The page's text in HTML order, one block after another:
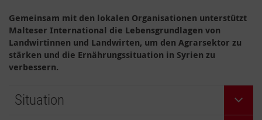
Gemeinsam mit den lokalen Organisationen unterstützt
Malteser International die Lebensgrundlagen von
Landwirtinnen und Landwirten, um den Agrarsektor zu
stärken und die Ernährungssituation in Syrien zu
verbessern.
Situation